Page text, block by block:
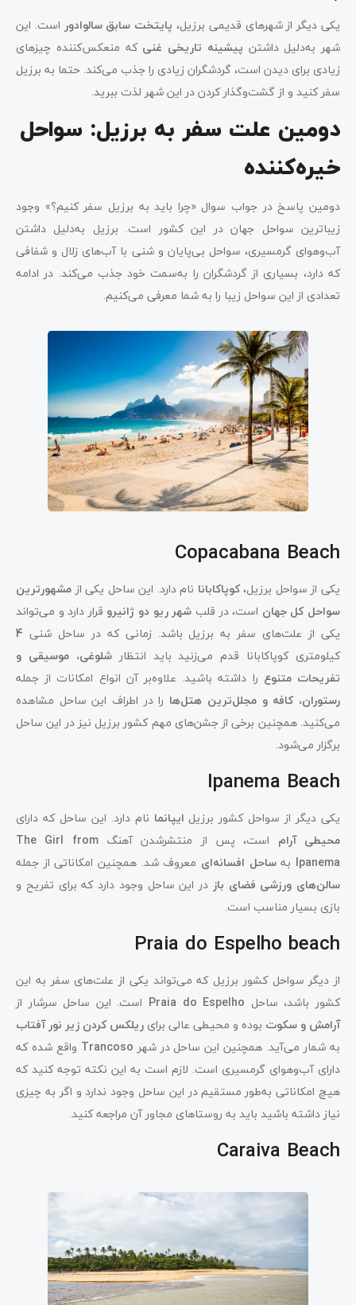
یکی دیگر از شهرهای قدیمی برزیل، پایتخت سابق سالوادور است. این
شهر به‌دلیل داشتن پیشینه تاریخی غنی که منعکس‌کننده چیزهای
زیادی برای دیدن است، گردشگران زیادی را جذب می‌کند. حتما به برزیل
سفر کنید و از گشت‌وگذار کردن در این شهر لذت ببرید.
دومین علت سفر به برزیل: سواحل
خیره‌کننده
دومین پاسخ در جواب سوال «چرا باید به برزیل سفر کنیم؟» وجود
زیباترین سواحل جهان در این کشور است. برزیل به‌دلیل داشتن
آب‌وهوای گرمسیری، سواحل بی‌پایان و شنی با آب‌های زلال و شفافی
که دارد، بسیاری از گردشگران را به‌سمت خود جذب می‌کند. در ادامه
تعدادی از این سواحل زیبا را به شما معرفی می‌کنیم.
Copacabana Beach
یکی از سواحل برزیل،کوپاکابانا نام دارد. این ساحل یکی ازمشهورترین
سواحل کل جهان است، در قلب شهر ریو دو ژانیرو قرار دارد و می‌تواند
یکی از علت‌های سفر به برزیل باشد. زمانی که در ساحل شنی 4
کیلومتری کوپاکابانا قدم می‌زنید باید انتظارشلوغی، موسیقی و
تفریحات متنوع را داشته باشید. علاوه‌بر آن انواع امکانات از جمله
رستوران، کافه و مجلل‌ترین هتل‌ها را در اطراف این ساحل مشاهده
می‌کنید. همچنین برخی از جشن‌های مهم کشور برزیل نیز در این ساحل
برگزار می‌شود.
Ipanema Beach
یکی دیگر از سواحل کشور برزیل ایپانما نام دارد. این ساحل که دارای
محیطی آرام است، پس ‌از منتشرشدن آهنگThe Girl from
Ipanema بهساحل افسانه‌ای معروف شد. همچنین امکاناتی از جمله
سالن‌های ورزشی فضای باز در این ساحل وجود دارد که برای تفریح و
بازی بسیار مناسب است.
Praia do Espelho beach
از دیگر سواحل کشور برزیل که می‌تواند یکی از علت‌های سفر به این
کشور باشد، ساحل Praia do Espelho است. این ساحل سرشار از
آرامش و سکوت بوده و محیطی عالی برای ریلکس کردن زیر نور آفتاب
به شمار می‌آید. همچنین این ساحل در شهر Trancoso واقع شده که
دارای آب‌وهوای گرمسیری است. لازم است به این نکته توجه کنید که
هیچ امکاناتی به‌طور مستقیم در این ساحل وجود ندارد و اگر به چیزی
نیاز داشته باشید باید به روستاهای مجاور آن مراجعه کنید.
Caraiva Beach